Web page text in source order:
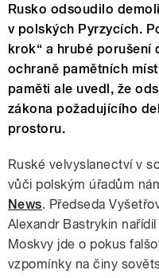
Rusko odsoudilo
v polských Pyrzycích.
krok“ a hrubé porušení
ochraně pamětních
paměti ale uvedl, že
zákona požadujícího
prostoru.
Ruské velvyslanectví v
vůči polským úřadům
News. Předseda
Alexandr Bastrykin
Moskvy jde o pokus
vzpomínky na činy